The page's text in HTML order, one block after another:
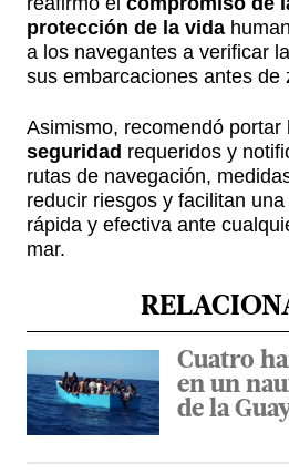
protección de la vida
a los navegantes a verificar
sus embarcaciones antes de
Asimismo, recomendó portar
seguridad requeridos y
rutas de navegación,
reducir riesgos y facilitan
rápida y efectiva ante
mar.
Cuatro
en un
de la